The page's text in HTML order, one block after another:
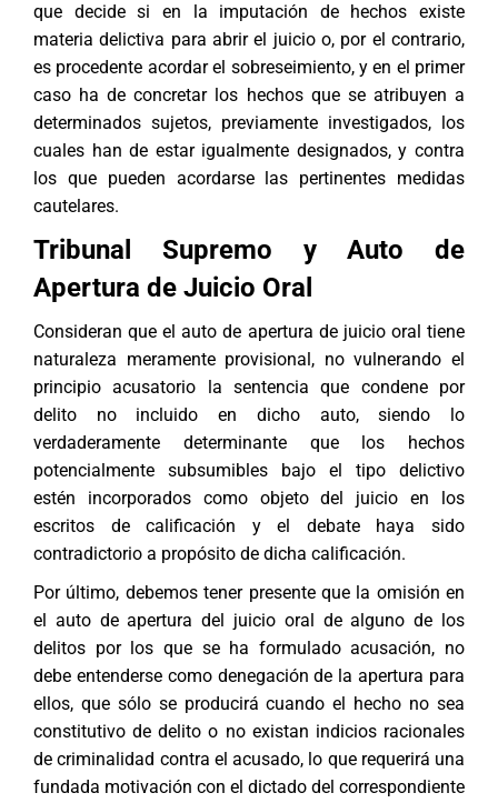
que decide si en la imputación de hechos existe
materia delictiva para abrir el juicio o, por el contrario,
es procedente acordar el sobreseimiento, y en el primer
caso ha de concretar los hechos que se atribuyen a
determinados sujetos, previamente investigados, los
cuales han de estar igualmente designados, y contra
los que pueden acordarse las pertinentes medidas
cautelares.
Tribunal Supremo y Auto de
Apertura de Juicio Oral
Consideran que el auto de apertura de juicio oral tiene
naturaleza meramente provisional, no vulnerando el
principio acusatorio la sentencia que condene por
delito no incluido en dicho auto, siendo lo
verdaderamente determinante que los hechos
potencialmente subsumibles bajo el tipo delictivo
estén incorporados como objeto del juicio en los
escritos de calificación y el debate haya sido
contradictorio a propósito de dicha calificación.
Por último, debemos tener presente que la omisión en
el auto de apertura del juicio oral de alguno de los
delitos por los que se ha formulado acusación, no
debe entenderse como denegación de la apertura para
ellos, que sólo se producirá cuando el hecho no sea
constitutivo de delito o no existan indicios racionales
de criminalidad contra el acusado, lo que requerirá una
fundada motivación con el dictado del correspondiente